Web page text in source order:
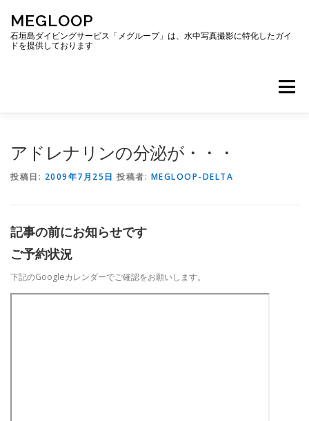
ッ
MEGLOOP
石垣島ダイビングサービス「メグループ」は、水中写真撮影に特化したガイ
ドを提供しております
メニュー
アドレナリンの分泌が・・・
投稿日: 2009年7月25日 投稿者: MEGLOOP-DELTA
記事の前にお知らせです
ご予約状況
下記のGoogleカレンダーでご確認をお願いします。